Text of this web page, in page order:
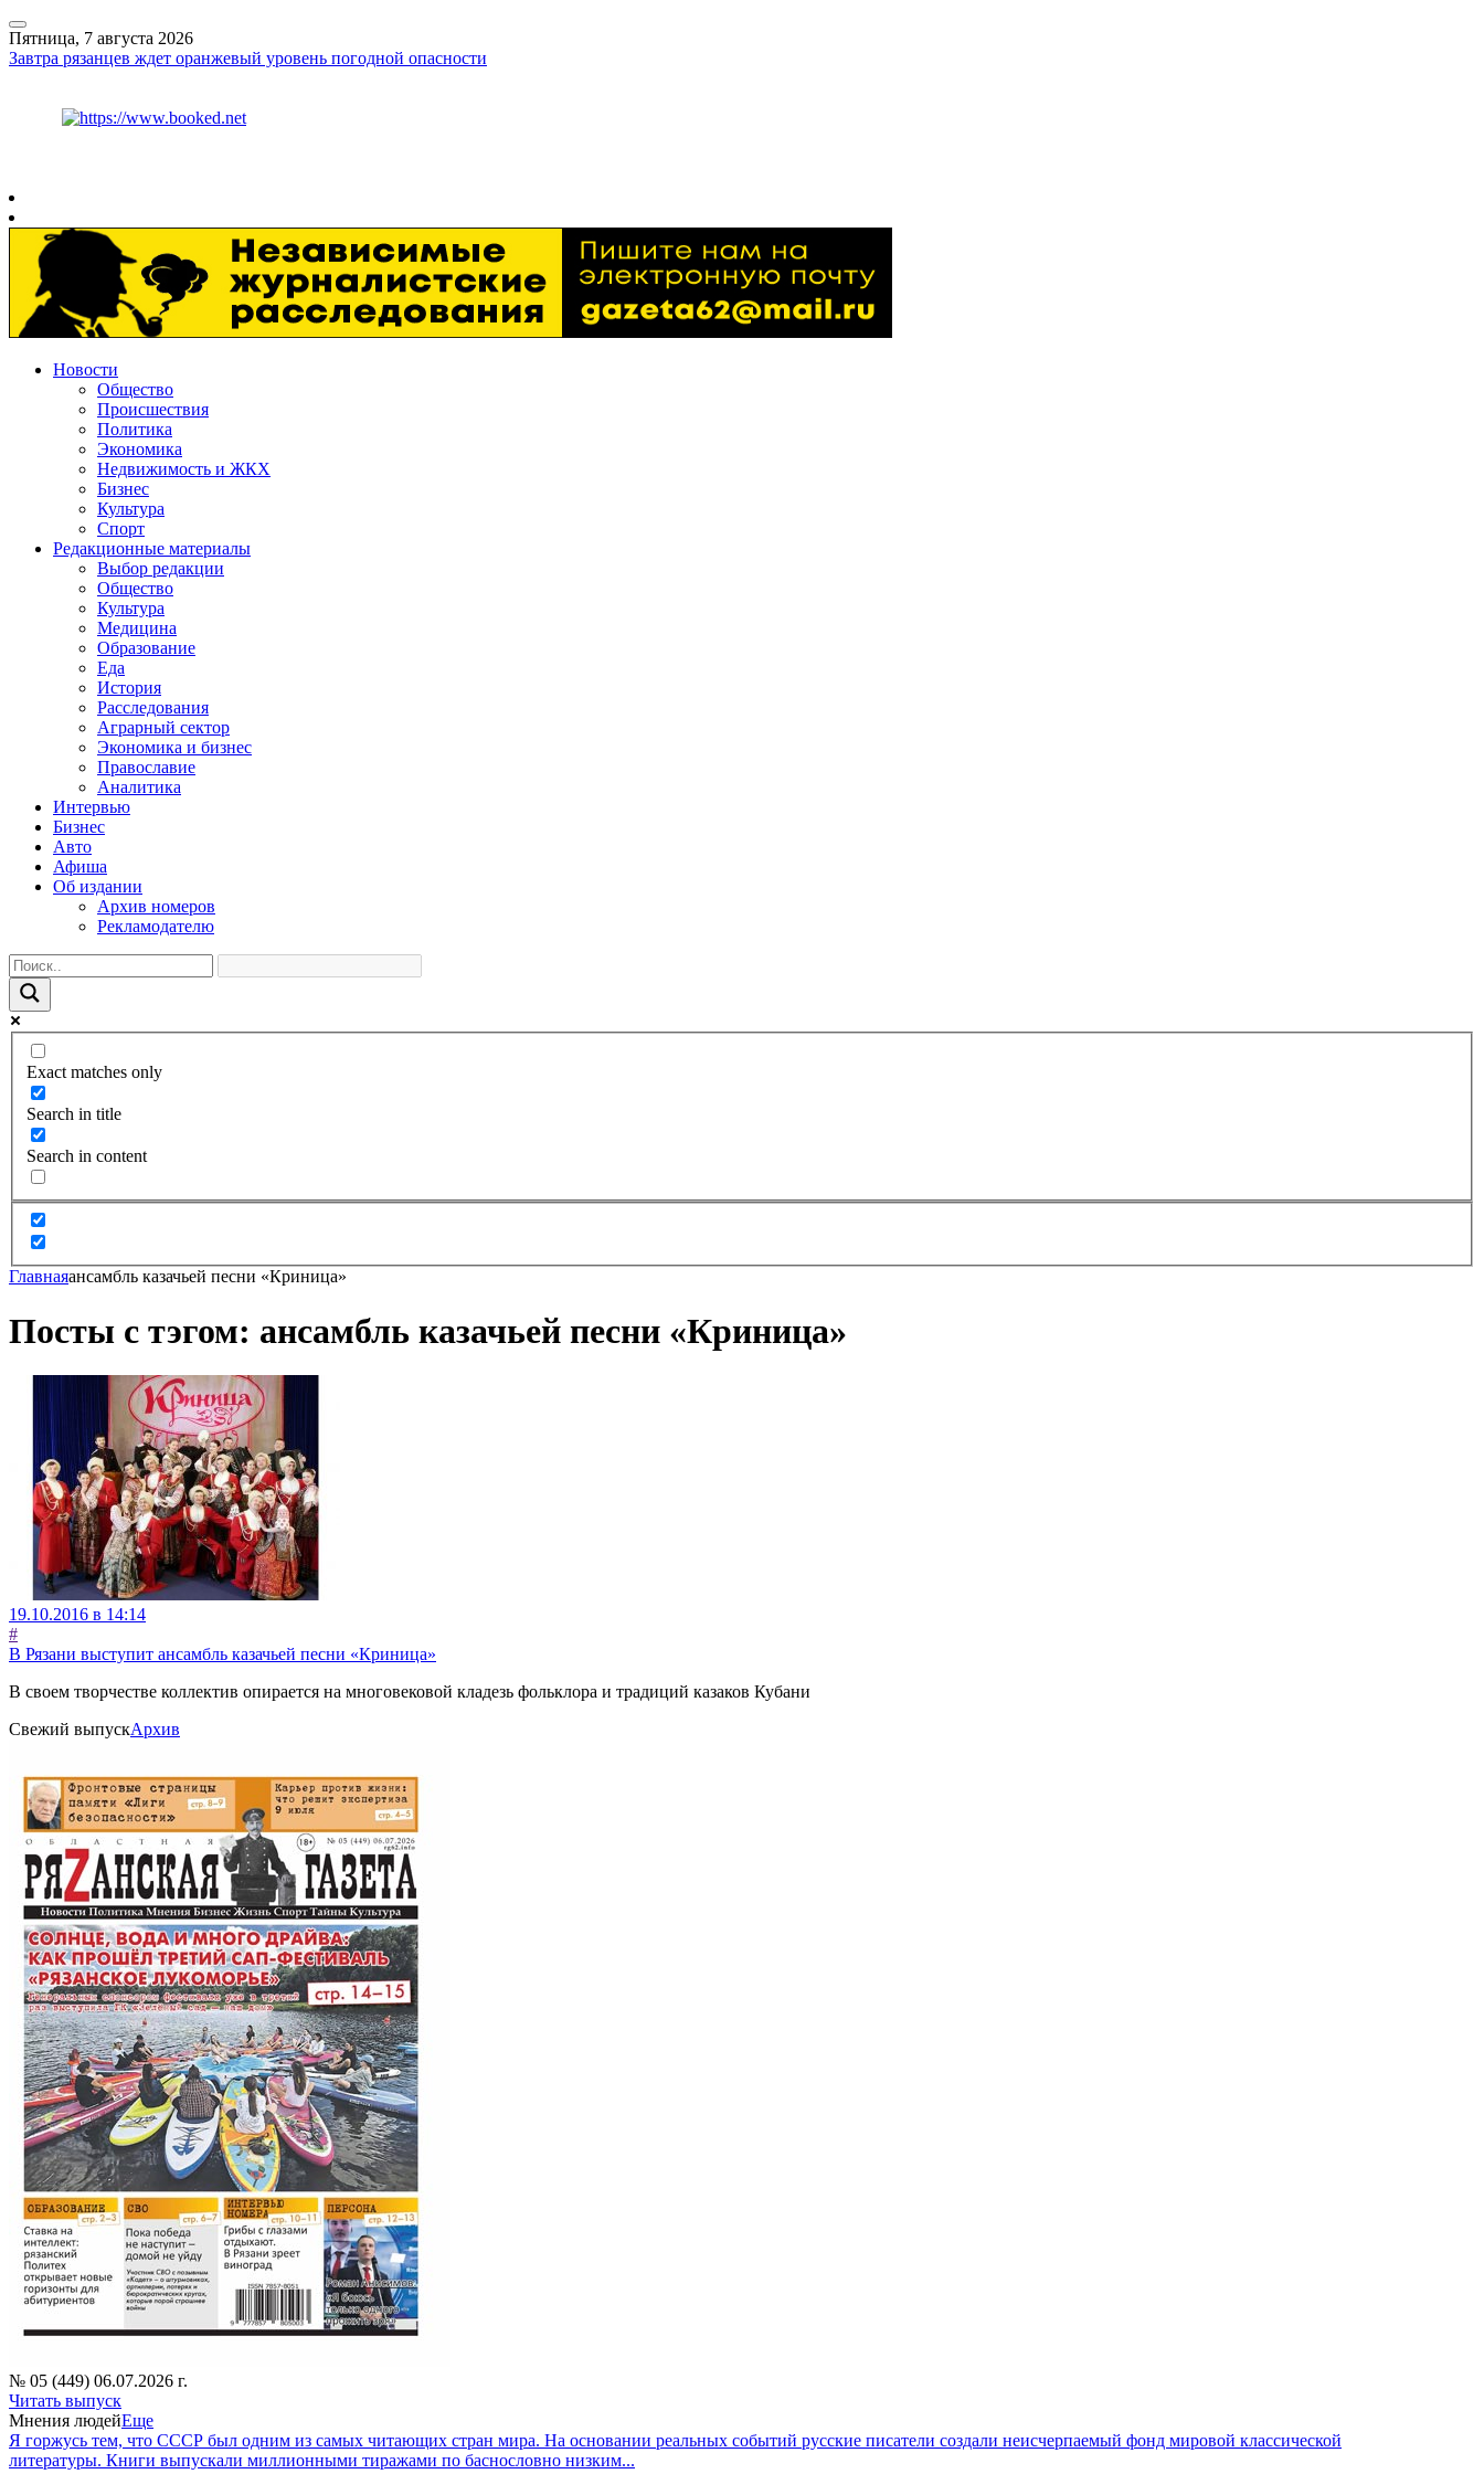
Пятница, 7 августа 2026
Завтра рязанцев ждет оранжевый уровень погодной опасности
Новости
Общество
Происшествия
Политика
Экономика
Недвижимость и ЖКХ
Бизнес
Культура
Спорт
Редакционные материалы
Выбор редакции
Общество
Культура
Медицина
Образование
Еда
История
Расследования
Аграрный сектор
Экономика и бизнес
Православие
Аналитика
Интервью
Бизнес
Авто
Афиша
Об издании
Архив номеров
Рекламодателю
Exact matches only
Search in title
Search in content
Главнаяансамбль казачьей песни «Криница»
Посты с тэгом: ансамбль казачьей песни «Криница»
19.10.2016 в 14:14
#
В Рязани выступит ансамбль казачьей песни «Криница»
В своем творчестве коллектив опирается на многовековой кладезь фольклора и традиций казаков Кубани
Свежий выпускАрхив
№ 05 (449) 06.07.2026 г.
Читать выпуск
Мнения людейЕще
Я горжусь тем, что СССР был одним из самых читающих стран мира. На основании реальных событий русские писатели создали неисчерпаемый фонд мировой классической
литературы. Книги выпускали миллионными тиражами по баснословно низким...